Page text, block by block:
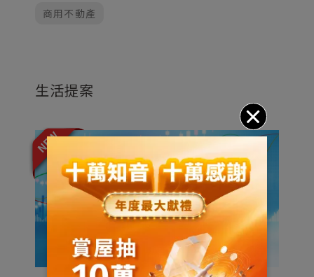
商用不動產
生活提案